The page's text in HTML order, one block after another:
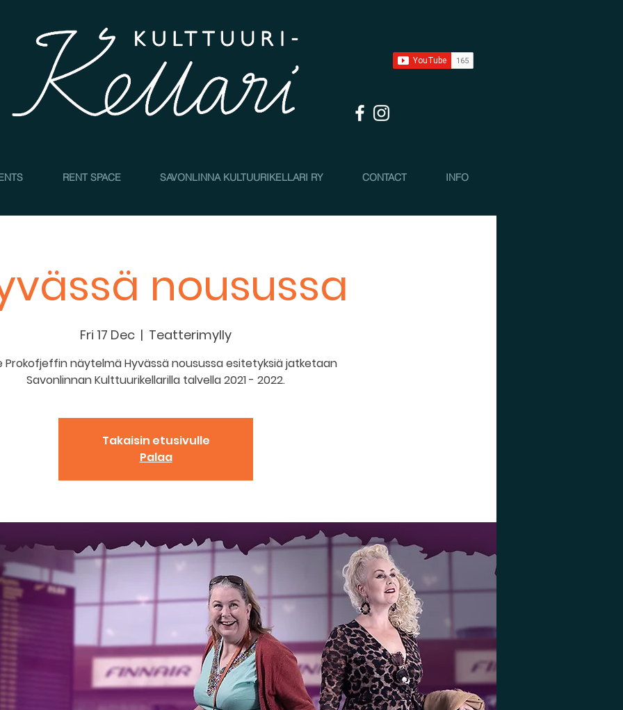
RENT SPACE SAVONLINNA KULTUURIKELLARI RY CONTACT INFO
nousussa
Fri 17 Dec
  |
Teatterimylly
Prokofjeffin näytelmä Hyvässä nousussa esitetyksiä jatketaan
Savonlinnan Kulttuurikellarilla talvella 2021 - 2022.
Takaisin etusivulle
Palaa